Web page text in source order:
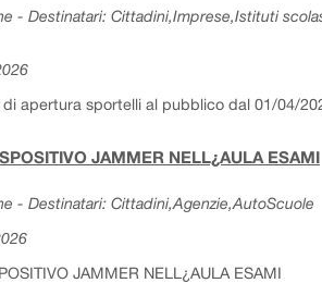
- Destinatari: Cittadini,Imprese,Istituti
di apertura sportelli al pubblico dal 01/04/
JAMMER NELL¿AULA ESAMI
- Destinatari: Cittadini,Agenzie,AutoScuole
JAMMER NELL¿AULA ESAMI